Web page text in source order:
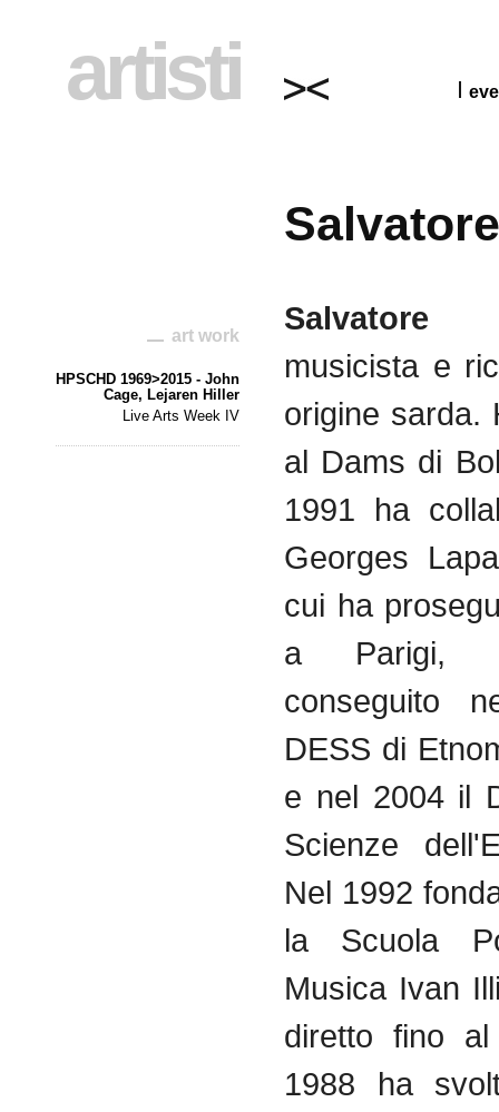
artisti
art work
HPSCHD 1969>2015 - John
Cage, Lejaren Hiller
Live Arts Week IV
musicista e
origine sarda.
al Dams di
1991 ha
Georges
cui ha
a Parigi,
conseguito
DESS di
e nel 2004 il
Scienze
Nel 1992
la Scuola
Musica Ivan
diretto fino
1988 ha